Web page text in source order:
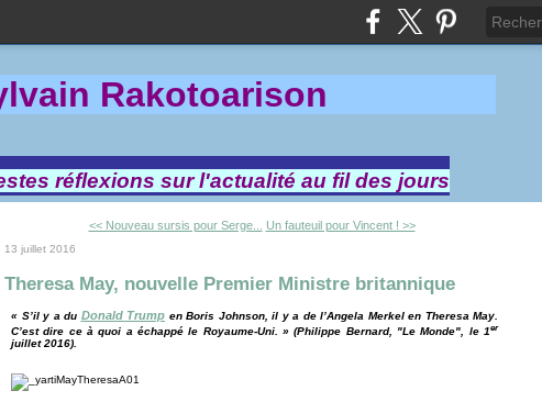
Rakotoarison
réflexions sur l'actualité au fil des jours
<< Nouveau sursis pour Serge... Un fauteuil pour Vincent ! >>
13 juillet 2016
Theresa May, nouvelle Premier Ministre britannique
« S’il y a du Donald Trump en Boris Johnson, il y a de l’Angela Merkel en Theresa May.
C’est dire ce à quoi a échappé le Royaume-Uni. » (Philippe Bernard, "Le Monde", le 1er
juillet 2016).